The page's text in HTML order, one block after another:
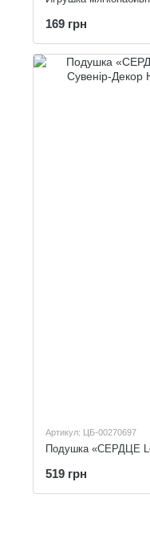
169 грн
Артикул: ЦБ-00270697
519 грн